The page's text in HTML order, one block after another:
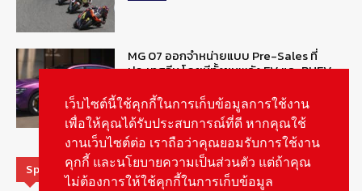
MG 07 ออกจำหน่ายแบบ Pre-Sales ที่
ประเทศจีน โดยมีทั้งขุมพลัง EV และ PHEV
Special Picks
เว็บไซต์นี้ใช้คุกกี้ในการเก็บข้อมูลการใช้งาน
เพื่อให้คุณได้รับประสบการณ์ที่ดี หากคุณใช้
งานเว็บไซต์ต่อ เราถือว่าคุณยอมรับการใช้งาน
คุกกี้ และนโยบายความเป็นส่วนตัว แต่ถ้าคุณ
ไม่ต้องการให้ใช้คุกกี้ในการเก็บข้อมูล